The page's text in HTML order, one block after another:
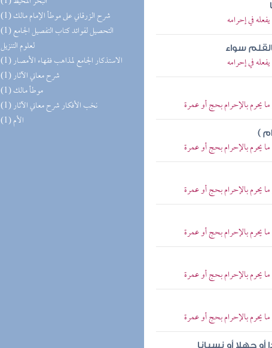
(1) شرح الزرقاني على موطأ الإمام مالك
(1) التحصيل لفوائد كتاب التفصيل الجامع
لعلوم التنزيل
(1) الاستذكار الجامع لمذاهب فقهاء الأمصار
(1) شرح معاني الآثار
(1) موطأ مالك
(1) نخب الأفكار شرح معاني الآثار
(1) الأم
في إحرامه
سواء
في إحرامه
يحرم بالإحرام بحج أو عمرة
)
يحرم بالإحرام بحج أو عمرة
يحرم بالإحرام بحج أو عمرة
يحرم بالإحرام بحج أو عمرة
يحرم بالإحرام بحج أو عمرة
يحرم بالإحرام بحج أو عمرة
جهلا أو نسيانا